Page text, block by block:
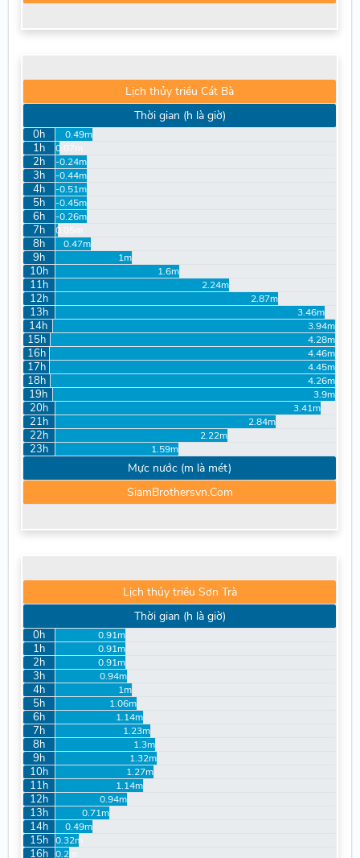
Lịch thủy triều Cát Bà
Thời gian (h là giờ)
0h 0.49m
1h 0.07m
2h -0.24m
3h -0.44m
4h -0.51m
5h -0.45m
6h -0.26m
7h 0.05m
8h 0.47m
9h 1m
10h 1.6m
11h 2.24m
12h 2.87m
13h 3.46m
14h 3.94m
15h 4.28m
16h 4.46m
17h 4.45m
18h 4.26m
19h 3.9m
20h 3.41m
21h 2.84m
22h 2.22m
23h 1.59m
Mực nước (m là mét)
SiamBrothersvn.Com
Lịch thủy triều Sơn Trà
Thời gian (h là giờ)
0h 0.91m
1h 0.91m
2h 0.91m
3h 0.94m
4h 1m
5h 1.06m
6h 1.14m
7h 1.23m
8h 1.3m
9h 1.32m
10h 1.27m
11h 1.14m
12h 0.94m
13h 0.71m
14h 0.49m
15h 0.32m
16h 0.2m